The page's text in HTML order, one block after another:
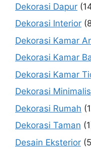
Dekorasi Dapur
Dekorasi Interior
Dekorasi Kamar
Dekorasi Kamar
Dekorasi Kamar
Dekorasi Minimalis
Dekorasi Rumah
Dekorasi Taman
Desain Eksterior